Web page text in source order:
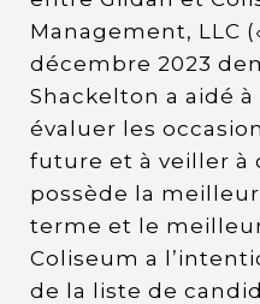
Management, LLC
décembre 2023
Shackelton a aidé
évaluer les
future et à veiller à
possède la
terme et le
Coliseum a
de la liste de